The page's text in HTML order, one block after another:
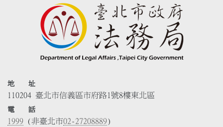
地 址
110204 臺北市信義區市府路1號8樓東北區
電 話
1999 (非臺北市02-27208889)